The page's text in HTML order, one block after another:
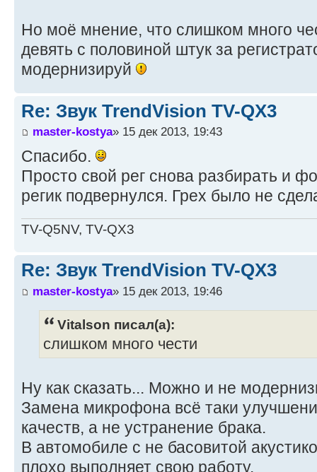
Но моё мнение, что слишком много
девять с половиной штук за
модернизируй
Re: Звук TrendVision TV-QX3
master-kostya» 15 дек 2013, 19:43
Спасибо.
Просто свой рег снова разбирать и
регик подвернулся. Грех было не
TV-Q5NV, TV-QX3
Re: Звук TrendVision TV-QX3
master-kostya» 15 дек 2013, 19:46
Vitalson писал(а):
слишком много чести
Ну как сказать... Можно и не
Замена микрофона всё таки
качеств, а не устранение брака.
В автомобиле с не басовитой
плохо выполняет свою работу.